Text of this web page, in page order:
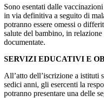
Sono esentati dalle
in via definitiva a seguito di
potranno essere omessi o
salute del bambino, in
documentate.
SERVIZI EDUCATIVI E
All’atto dell’iscrizione a istituti
sedici anni, gli esercenti la
potranno presentare una delle